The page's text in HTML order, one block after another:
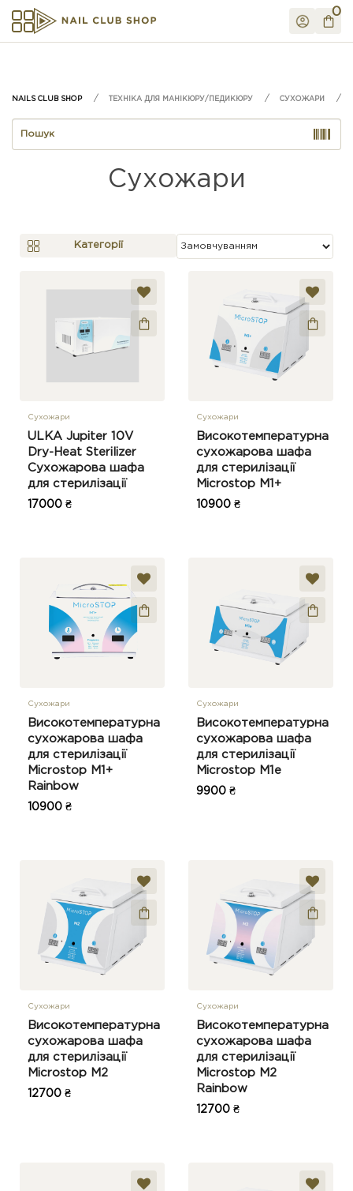
0
ТЕХНІКА ДЛЯ МАНІКЮРУ/ПЕДИКЮРУ СУХОЖАРИ
Сухожари
Категорії
Сухожари
ULKA Jupiter 10V
Dry-Heat Sterilizer
Сухожарова шафа
для стерилізації
17000 ₴
Сухожари
Високотемпературна
сухожарова шафа
для стерилізації
Microstop M1+
10900 ₴
Сухожари
Високотемпературна
сухожарова шафа
для стерилізації
Microstop M1+
Rainbow
10900 ₴
Сухожари
Високотемпературна
сухожарова шафа
для стерилізації
Microstop M1e
9900 ₴
Сухожари
Високотемпературна
сухожарова шафа
для стерилізації
Microstop M2
12700 ₴
Сухожари
Високотемпературна
сухожарова шафа
для стерилізації
Microstop M2
Rainbow
12700 ₴